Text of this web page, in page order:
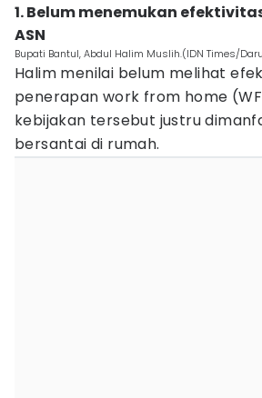
1. ‎Belum menemukan
ASN
Bupati Bantul, Abdul Halim Muslih.(IDN Times/
Halim menilai belum melihat
penerapan work from home
kebijakan tersebut justru
bersantai di rumah.